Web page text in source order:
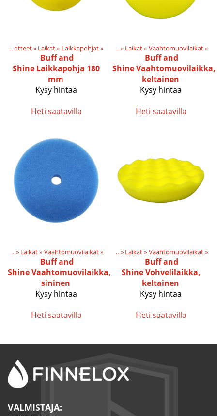
Tuotteet ‪» Laikat‪» Laikkapohjat‪»
Buff and
Shine Laikkapohja 180
mm
Kysy hintaa
Heti saatavilla
Tuotteet ‪» Laikat‪» Vaahtomuovilaikat‪»
Buff and
ShineVaahtomuovilaikka,
keltainen
Kysy hintaa
Heti saatavilla
‪» Laikat‪» Vaahtomuovilaikat‪»
Buff and
ShineVaahtomuovilaikka,
sininen
Kysy hintaa
Heti saatavilla
Tuotteet ‪» Laikat‪» Vaahtomuovilaikat‪»
Buff and
Shine Vohvelilaikka,
keltainen
Kysy hintaa
Heti saatavilla
VALMISTAJA: